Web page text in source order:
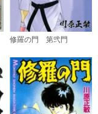
購入する
購入する
修羅の門 第弐門